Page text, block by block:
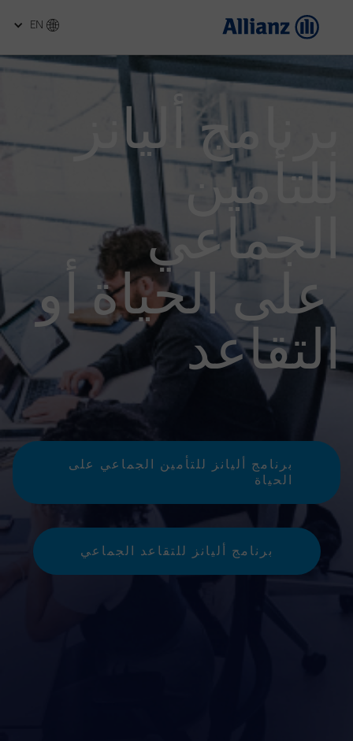
EN
برنامج أليانز
للتأمين
الجماعي
على الحياة أو
التقاعد
الحياة
برنامج أليانز للتقاعد الجماعي